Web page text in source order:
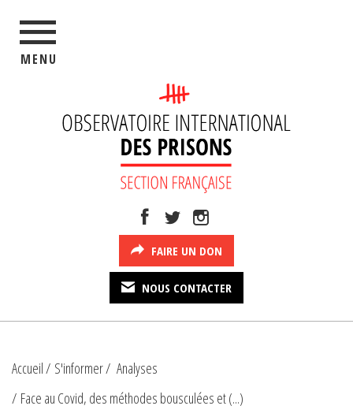
MENU
FAIRE UN DON
NOUS CONTACTER
Accueil S'informer
Analyses
Face au Covid, des méthodes bousculées et (...)